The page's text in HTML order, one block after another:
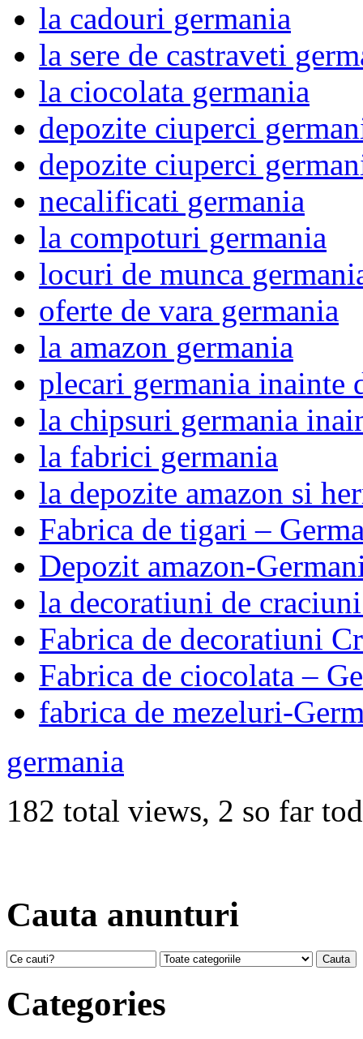
la cadouri germania
la sere de castraveti
la ciocolata germania
depozite ciuperci
depozite ciuperci
necalificati germania
la compoturi germania
locuri de munca
oferte de vara germania
la amazon germania
plecari germania inainte
la chipsuri germania
la fabrici germania
la depozite amazon si
Fabrica de tigari –
Depozit amazon-
la decoratiuni de
Fabrica de decoratiuni
Fabrica de ciocolata –
fabrica de mezeluri-
germania
182 total views, 2 so far
Cauta anunturi
Categories